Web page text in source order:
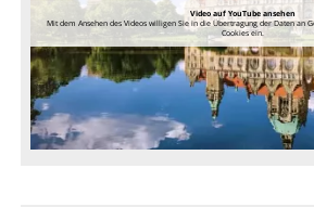
Video auf YouTube ansehen
Mit dem Ansehen des Videos willigen Sie in die Übertragung der Daten an
Cookies ein.